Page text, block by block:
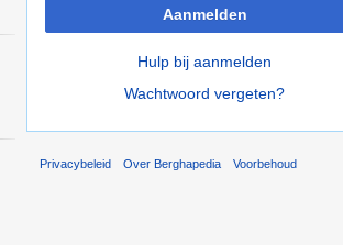
Aanmelden
Hulp bij aanmelden
Wachtwoord vergeten?
Privacybeleid Over Berghapedia Voorbehoud